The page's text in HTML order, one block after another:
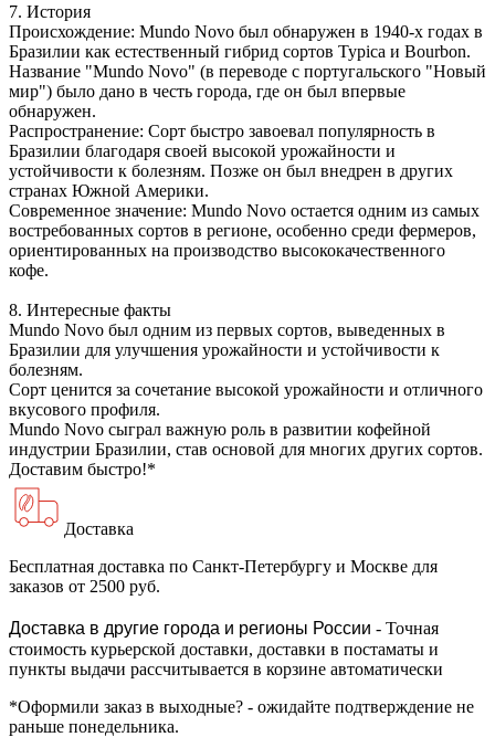
7. История
Происхождение: Mundo Novo был обнаружен в 1940-х годах в
Бразилии как естественный гибрид сортов Typica и Bourbon.
Название "Mundo Novo" (в переводе с португальского "Новый
мир") было дано в честь города, где он был впервые
обнаружен.
Распространение: Сорт быстро завоевал популярность в
Бразилии благодаря своей высокой урожайности и
устойчивости к болезням. Позже он был внедрен в других
странах Южной Америки.
Современное значение: Mundo Novo остается одним из самых
востребованных сортов в регионе, особенно среди фермеров,
ориентированных на производство высококачественного
кофе.
8. Интересные факты
Mundo Novo был одним из первых сортов, выведенных в
Бразилии для улучшения урожайности и устойчивости к
болезням.
Сорт ценится за сочетание высокой урожайности и отличного
вкусового профиля.
Mundo Novo сыграл важную роль в развитии кофейной
индустрии Бразилии, став основой для многих других сортов.
Доставим быстро!*
Доставка
Бесплатная доставка по Санкт-Петербургу и Москве для
заказов от 2500 руб.
Доставка в другие города и регионы России - Точная
стоимость курьерской доставки, доставки в постаматы и
пункты выдачи рассчитывается в корзине автоматически
*Оформили заказ в выходные? - ожидайте подтверждение не
раньше понедельника.